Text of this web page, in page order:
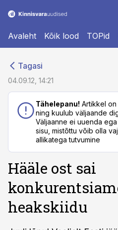
Avaleht Kõik lood TOPid
Tagasi
04.09.12, 14:21
Tähelepanu! Artikkel on
ning kuulub väljaande
Väljaanne ei uuenda
sisu, mistõttu võib olla
allikatega tutvumine
Hääle ost sai
heakskiidu